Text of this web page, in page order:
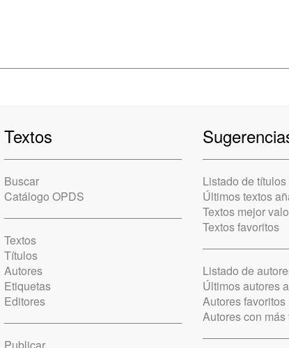
Textos
Buscar
Catálogo OPDS
Textos
Títulos
Autores
Etiquetas
Editores
Listado de títulos
Últimos textos
Textos mejor
Textos favoritos
Listado de
Últimos autores
Autores favoritos
Autores con más